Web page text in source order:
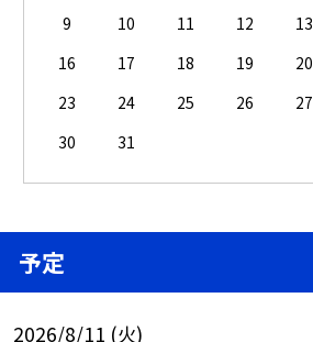
9
10 11 12 13
16
17 18 19 20
23
24 25 26 27
30
31
予定
2026/8/11 (火)